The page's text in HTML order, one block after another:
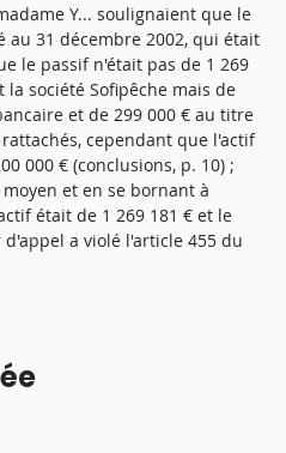
Y... soulignaient que le
31 décembre 2002, qui était
le passif n'était pas de 1 269
société Sofipêche mais de
et de 299 000 € au titre
cependant que l'actif
000 € (conclusions, p. 10) ;
et en se bornant à
était de 1 269 181 € et le
a violé l'article 455 du